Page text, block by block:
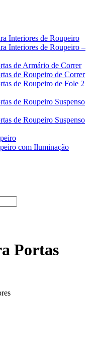
Interiores de Roupeiro
Interiores de Roupeiro –
de Armário de Correr
de Roupeiro de Correr
de Roupeiro de Fole 2
de Roupeiro Suspenso
de Roupeiro Suspenso
com Iluminação
Portas